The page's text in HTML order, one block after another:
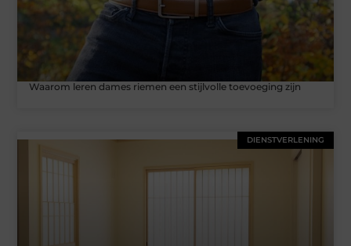
Waarom leren dames riemen een stijlvolle toevoeging zijn
DIENSTVERLENING